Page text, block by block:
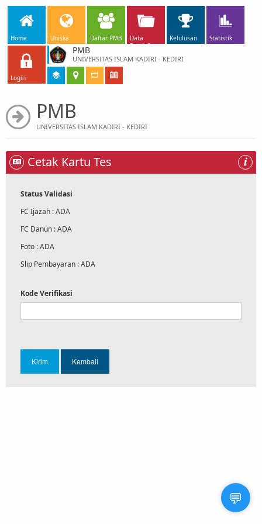
Home Uniska Daftar PMB
Data
Pendaftar
Kelulusan Statistik
Login
PMB
UNIVERSITAS ISLAM KADIRI - KEDIRI
PMB
UNIVERSITAS ISLAM KADIRI - KEDIRI
Cetak Kartu Tes
Status Validasi
FC Ijazah : ADA
FC Danun : ADA
Foto : ADA
Slip Pembayaran : ADA
Kode Verifikasi
💬